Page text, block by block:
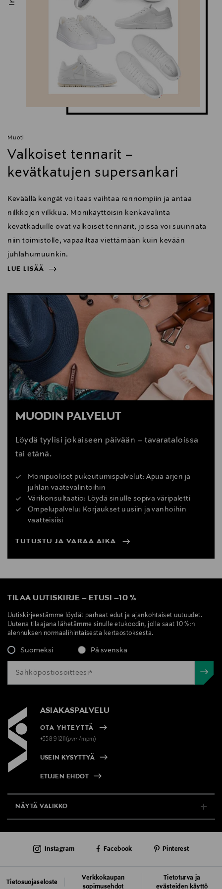
Muoti
Valkoiset tennarit –
kevätkatujen supersankari
Keväällä kengät voi taas vaihtaa rennompiin ja antaa
nilkkojen vilkkua. Monikäyttöisin kenkävalinta
kevätkaduille ovat valkoiset tennarit, joissa voi suunnata
niin toimistolle, vapaailtaa viettämään kuin kevään
juhlahumuunkin.
LUE LISÄÄ
LUE LISÄÄ
MUODIN PALVELUT
Löydä tyylisi jokaiseen päivään – tavarataloissa
tai etänä.
Monipuoliset pukeutumispalvelut: Apua arjen ja
juhlan vaatevalintoihin
Värikonsultaatio: Löydä sinulle sopiva väripaletti
Ompelupalvelu: Korjaukset uusiin ja vanhoihin
vaatteisiisi
TUTUSTU JA VARAA AIKA
TILAA UUTISKIRJE – ETUSI –10 %
Uutiskirjeestämme löydät parhaat edut ja ajankohtaiset uutuudet.
Uutena tilaajana lähetämme sinulle etukoodin, jolla saat 10 %:n
alennuksen normaalihintaisesta kertaostoksesta.
Suomeksi På svenska
ASIAKASPALVELU
OTA YHTEYTTÄ
+358 9 1211(pvm/mpm)
USEIN KYSYTTYÄ
ETUJEN EHDOT
NÄYTÄ VALIKKO
AJANKOHTAISTA
Tietosuojaseloste
Verkkokaupan
sopimusehdot
Tietoturva ja
evästeiden käyttö
Instagram Facebook Pinterest